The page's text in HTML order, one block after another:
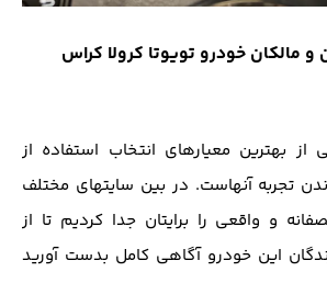
و مالکان خودرو تویوتا کرولا کراس
بهترین معیارهای انتخاب استفاده از
تجربه آنهاست. در بین سایتهای مختلف
و واقعی را برایتان جدا کردیم تا از
این خودرو آگاهی کامل بدست آورید